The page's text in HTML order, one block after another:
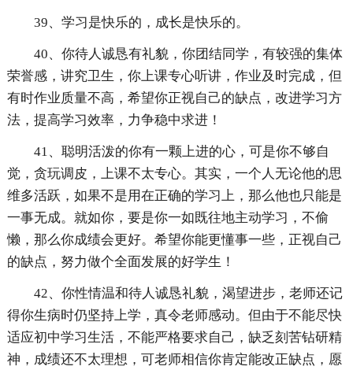
39、学习是快乐的，成长是快乐的。
40、你待人诚恳有礼貌，你团结同学，有较强的集体
荣誉感，讲究卫生，你上课专心听讲，作业及时完成，但
有时作业质量不高，希望你正视自己的缺点，改进学习方
法，提高学习效率，力争稳中求进！
41、聪明活泼的你有一颗上进的心，可是你不够自
觉，贪玩调皮，上课不太专心。其实，一个人无论他的思
维多活跃，如果不是用在正确的学习上，那么他也只能是
一事无成。就如你，要是你一如既往地主动学习，不偷
懒，那么你成绩会更好。希望你能更懂事一些，正视自己
的缺点，努力做个全面发展的好学生！
42、你性情温和待人诚恳礼貌，渴望进步，老师还记
得你生病时仍坚持上学，真令老师感动。但由于不能尽快
适应初中学习生活，不能严格要求自己，缺乏刻苦钻研精
神，成绩还不太理想，可老师相信你肯定能改正缺点，愿